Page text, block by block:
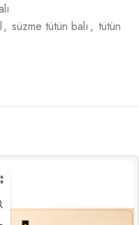
, süzme tütün balı , tütün